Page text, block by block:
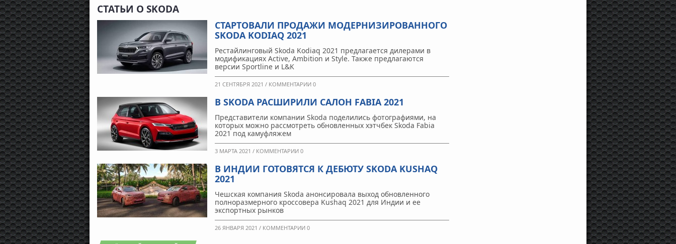
СТАТЬИ О SKODA
СТАРТОВАЛИ ПРОДАЖИ МОДЕРНИЗИРОВАННОГО
SKODA KODIAQ 2021
Рестайлинговый Skoda Kodiaq 2021 предлагается дилерами в
модификациях Active, Ambition и Style. Также предлагаются
версии Sportline и L&K
21 СЕНТЯБРЯ 2021 / КОММЕНТАРИИ 0
В SKODA РАСШИРИЛИ САЛОН FABIA 2021
Представители компании Skoda поделились фотографиями, на
которых можно рассмотреть обновленных хэтчбек Skoda Fabia
2021 под камуфляжем
3 МАРТА 2021 / КОММЕНТАРИИ 0
В ИНДИИ ГОТОВЯТСЯ К ДЕБЮТУ SKODA KUSHAQ
2021
Чешская компания Skoda анонсировала выход обновленного
полноразмерного кроссовера Kushaq 2021 для Индии и ее
экспортных рынков
26 ЯНВАРЯ 2021 / КОММЕНТАРИИ 0